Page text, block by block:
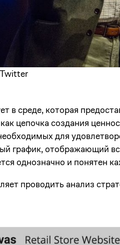
в среде, которая
цепочка создания
для
график, отображающий
однозначно и понятен
проводить анализ